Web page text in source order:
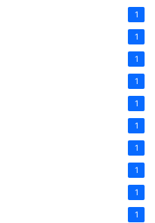
1
1
1
1
1
1
1
1
1
1